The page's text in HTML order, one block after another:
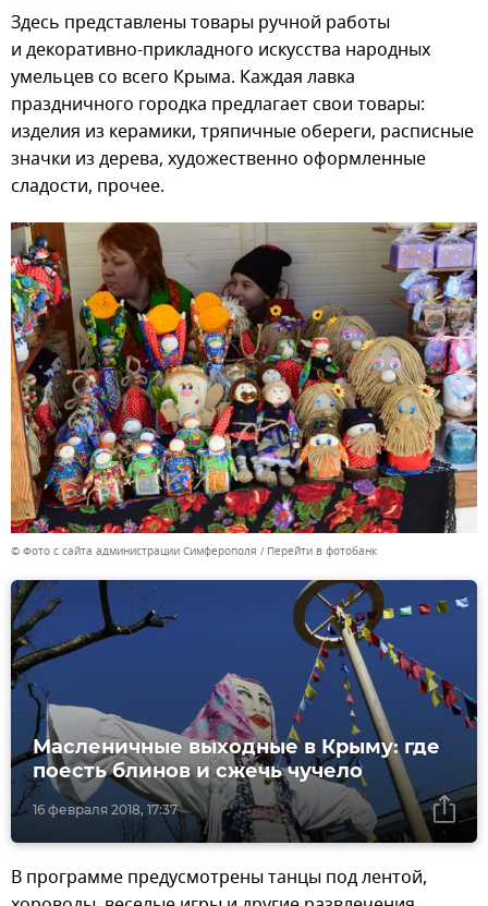
Здесь представлены товары ручной работы
и декоративно-прикладного искусства народных
умельцев со всего Крыма. Каждая лавка
праздничного городка предлагает свои товары:
изделия из керамики, тряпичные обереги, расписные
значки из дерева, художественно оформленные
сладости, прочее.
© Фото с сайта администрации Симферополя Перейти в фотобанк
16 февраля 2018, 17:37
Масленичные выходные в Крыму: где
поесть блинов и сжечь чучело
В программе предусмотрены танцы под лентой,